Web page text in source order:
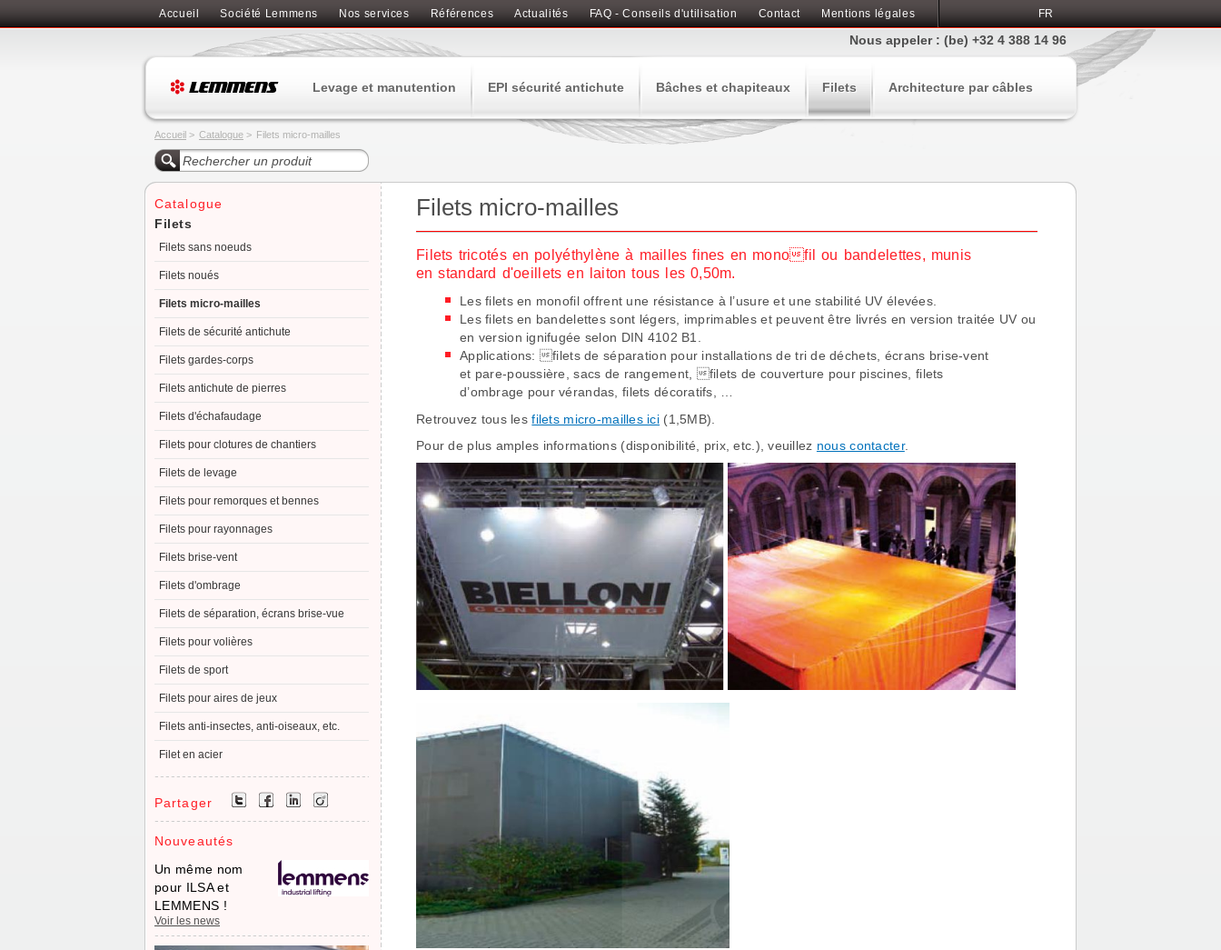
Accueil Société Lemmens Nos services Références Actualités FAQ - Conseils d'utilisation Contact Mentions légales FR
Nous appeler : (be) +32 4 388 14 96
Levage et manutention EPI sécurité antichute Bâches et chapiteaux Filets Architecture par câbles
Accueil > Catalogue > Filets micro-mailles
Catalogue
Filets
Filets sans noeuds
Filets noués
Filets micro-mailles
Filets de sécurité antichute
Filets gardes-corps
Filets antichute de pierres
Filets d'échafaudage
Filets pour clotures de chantiers
Filets de levage
Filets pour remorques et bennes
Filets pour rayonnages
Filets brise-vent
Filets d'ombrage
Filets de séparation, écrans brise-vue
Filets pour volières
Filets de sport
Filets pour aires de jeux
Filets anti-insectes, anti-oiseaux, etc.
Filet en acier
Partager
Nouveautés
Un même nom
pour ILSA et
LEMMENS !
Voir les news
Filets micro-mailles
Filets tricotés en polyéthylène à mailles fines en monofil ou bandelettes, munis
en standard d'oeillets en laiton tous les 0,50m.
Les filets en monofil offrent une résistance à l’usure et une stabilité UV élevées.
Les filets en bandelettes sont légers, imprimableset peuvent être livrés en version traitée UV ou
en version ignifugée selon DIN 4102 B1.
Applications: filets de séparation pour installations de tri de déchets, écrans brise-vent
et pare-poussière, sacs de rangement, filets de couverture pour piscines, filets
d’ombrage pour vérandas, filets décoratifs, …
Retrouvez tous lesfilets micro-mailles ici (1,5MB).
Pour de plus amples informations (disponibilité, prix, etc.), veuillez nous contacter.